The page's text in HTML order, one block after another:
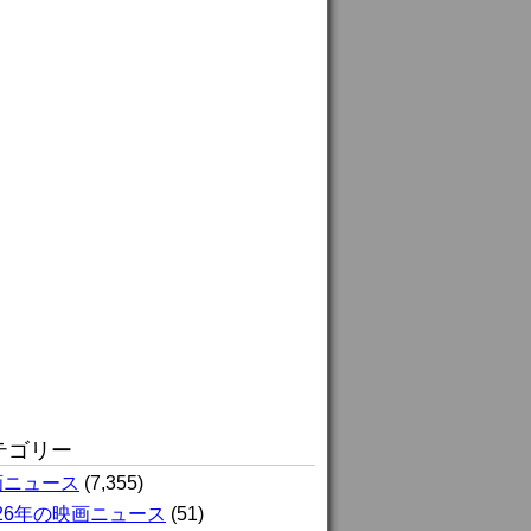
ゴリー
ュース (7,355)
年の映画ニュース (51)